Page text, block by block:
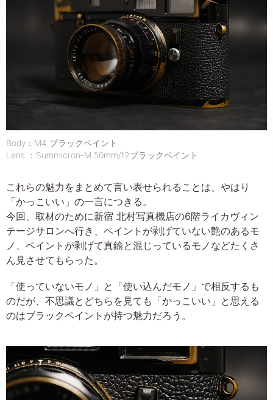
Body：M4 ブラックペイント
Lens ：Summicron-M 50mm/f2ブラックペイント
これらの魅力をまとめて言い表せられることは、やはり
「かっこいい」の一言につきる。
今回、取材のために新宿 北村写真機店の6階ライカヴィン
テージサロンへ行き、ペイントが剥げていない艶のあるモ
ノ、ペイントが剥げて真鍮と混じっているモノなどたくさ
ん見させてもらった。
「使っていないモノ」と「使い込んだモノ」で相反するも
のだが、不思議とどちらを見ても「かっこいい」と思える
のはブラックペイントが持つ魅力だろう。